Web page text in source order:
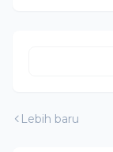
Lebih baru